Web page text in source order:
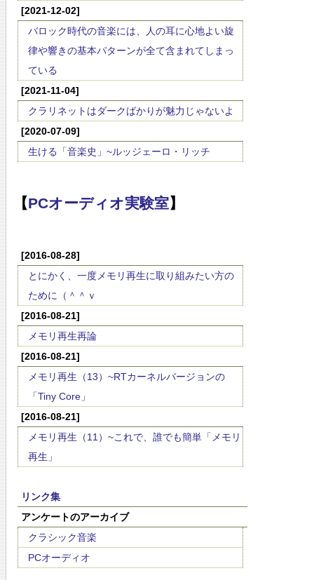
[2021-12-02]
バロック時代の音楽には、人の耳に心地よい旋
律や響きの基本パターンが全て含まれてしまっ
ている
[2021-11-04]
クラリネットはダークばかりが魅力じゃないよ
[2020-07-09]
生ける「音楽史」~ルッジェーロ・リッチ
【PCオーディオ実験室】
[2016-08-28]
とにかく、一度メモリ再生に取り組みたい方の
ために（＾＾ｖ
[2016-08-21]
メモリ再生再論
[2016-08-21]
メモリ再生（13）~RTカーネルバージョンの
「Tiny Core」
[2016-08-21]
メモリ再生（11）~これで、誰でも簡単「メモリ
再生」
リンク集
アンケートのアーカイブ
クラシック音楽
PCオーディオ